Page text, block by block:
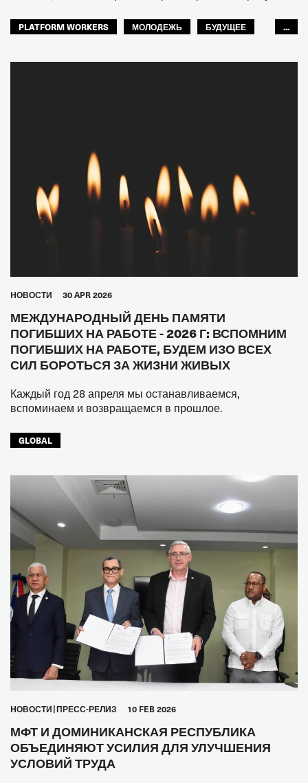
PLATFORM WORKERS МОЛОДЕЖЬ
БУДУЩЕЕ
...
HОВОСТИ 30 APR 2026
МЕЖДУНАРОДНЫЙ ДЕНЬ ПАМЯТИ
ПОГИБШИХ НА РАБОТЕ - 2026 Г: ВСПОМНИМ
ПОГИБШИХ НА РАБОТЕ, БУДЕМ ИЗО ВСЕХ
СИЛ БОРОТЬСЯ ЗА ЖИЗНИ ЖИВЫХ
Каждый год 28 апреля мы останавливаемся,
вспоминаем и возвращаемся в прошлое.
GLOBAL
HОВОСТИ ПРЕСС-РЕЛИЗ 10 FEB 2026
МФТ И ДОМИНИКАНСКАЯ РЕСПУБЛИКА
ОБЪЕДИНЯЮТ УСИЛИЯ ДЛЯ УЛУЧШЕНИЯ
УСЛОВИЙ ТРУДА